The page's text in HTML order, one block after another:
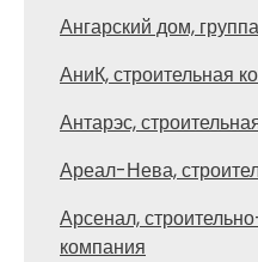
Ангарский дом,
АниК, строительная
Антарэс,
Ареал-Нева,
Арсенал,
компания